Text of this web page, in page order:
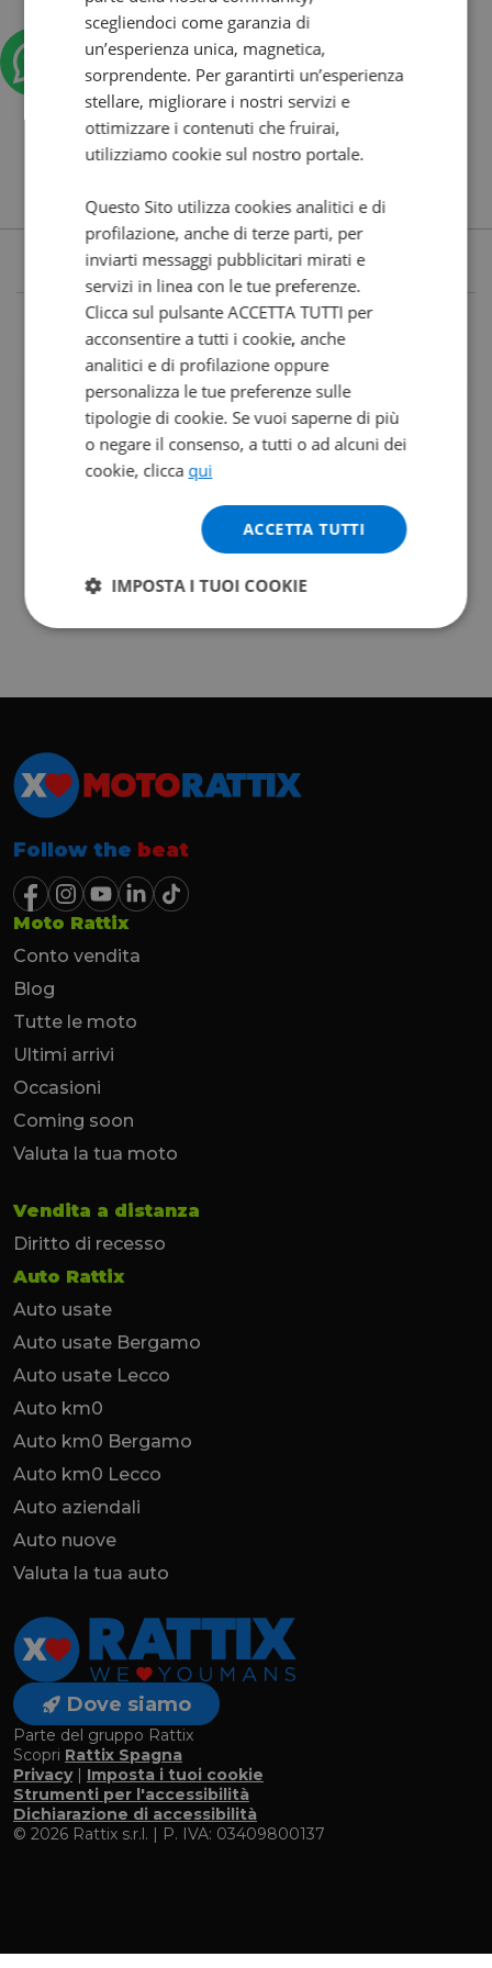
Follow the beat
Moto Rattix
Conto vendita
Blog
Tutte le moto
Ultimi arrivi
Occasioni
Coming soon
Valuta la tua moto
Vendita a distanza
Diritto di recesso
Auto Rattix
Auto usate
Auto usate Bergamo
Auto usate Lecco
Auto km0
Auto km0 Bergamo
Auto km0 Lecco
Auto aziendali
Auto nuove
Valuta la tua auto
Dove siamo
Parte del gruppo Rattix
Scopri Rattix Spagna
Privacy| Imposta i tuoi cookie
Strumenti per l'accessibilità
Dichiarazione di accessibilità
© 2026 Rattix s.r.l. | P. IVA: 03409800137
scegliendoci come garanzia di
un’esperienza unica, magnetica,
sorprendente. Per garantirti un’esperienza
stellare, migliorare i nostri servizi e
ottimizzare i contenuti che fruirai,
utilizziamo cookie sul nostro portale.
Questo Sito utilizza cookies analitici e di
profilazione, anche di terze parti, per
inviarti messaggi pubblicitari mirati e
servizi in linea con le tue preferenze.
Clicca sul pulsante ACCETTA TUTTI per
acconsentire a tutti i cookie, anche
analitici e di profilazione oppure
personalizza le tue preferenze sulle
tipologie di cookie. Se vuoi saperne di più
o negare il consenso, a tutti o ad alcuni dei
cookie, clicca qui
ACCETTA TUTTI
IMPOSTA I TUOI COOKIE